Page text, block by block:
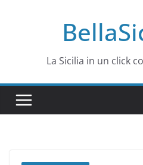
La Sicilia in un click